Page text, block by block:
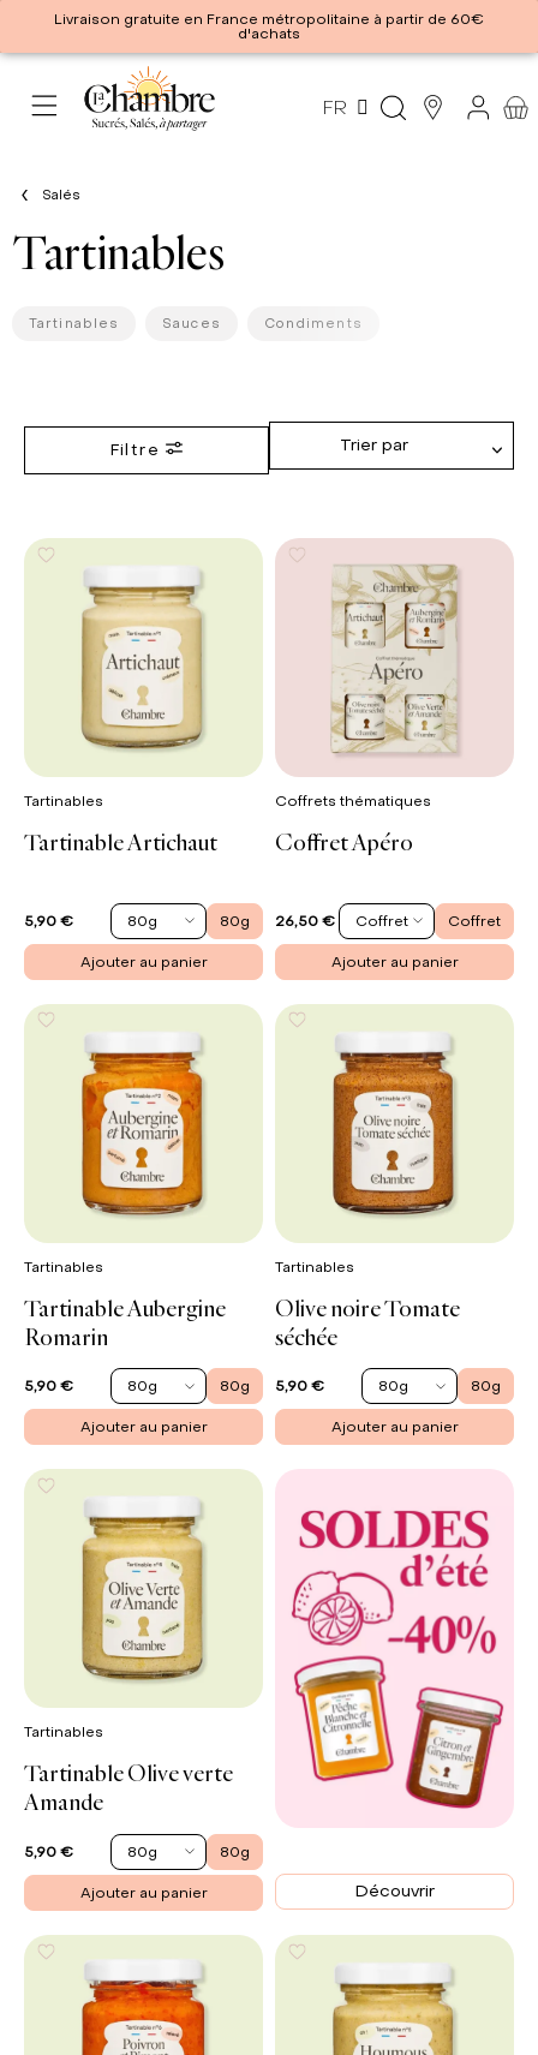
Livraison gratuite en France métropolitaine à partir de 60€
d'achats
FR
Salés
Tartinables
Tartinables Sauces Condiments
Filtre Trier par
Tartinables
Tartinable Artichaut
5,90 € 80g 80g
Ajouter au panier
Coffrets thématiques
Coffret Apéro
26,50 € Coffret Coffret
Ajouter au panier
Tartinables
Tartinable Aubergine
Romarin
5,90 € 80g 80g
Ajouter au panier
Tartinables
Olive noire Tomate
séchée
5,90 € 80g 80g
Ajouter au panier
Tartinables
Tartinable Olive verte
Amande
5,90 € 80g 80g
Ajouter au panier
SOLDES
push
up Découvrir